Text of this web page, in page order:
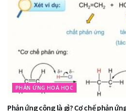
PHẢN ỨNG HOÁ HỌC
Phản ứng cộng là gì? Cơ chế phản